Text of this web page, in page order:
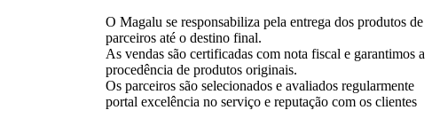
O Magalu se responsabiliza pela entrega dos produtos de
parceiros até o destino final.
As vendas são certificadas com nota fiscal e garantimos a
procedência de produtos originais.
Os parceiros são selecionados e avaliados regularmente
portal excelência no serviço e reputação com os clientes